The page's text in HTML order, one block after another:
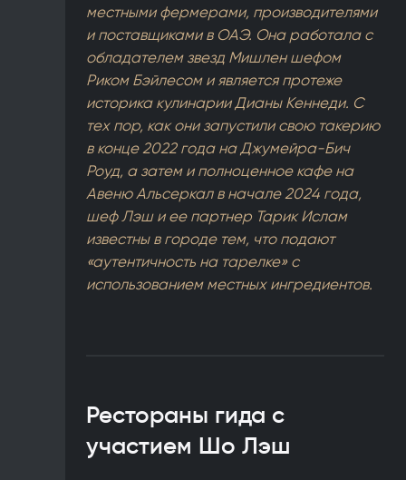
местными фермерами, производителями
и поставщиками в ОАЭ. Она работала с
обладателем звезд Мишлен шефом
Риком Бэйлесом и является протеже
историка кулинарии Дианы Кеннеди. С
тех пор, как они запустили свою такерию
в конце 2022 года на Джумейра-Бич
Роуд, а затем и полноценное кафе на
Авеню Альсеркал в начале 2024 года,
шеф Лэш и ее партнер Тарик Ислам
известны в городе тем, что подают
«аутентичность на тарелке» с
использованием местных ингредиентов.
Рестораны гида с
участием Шо Лэш